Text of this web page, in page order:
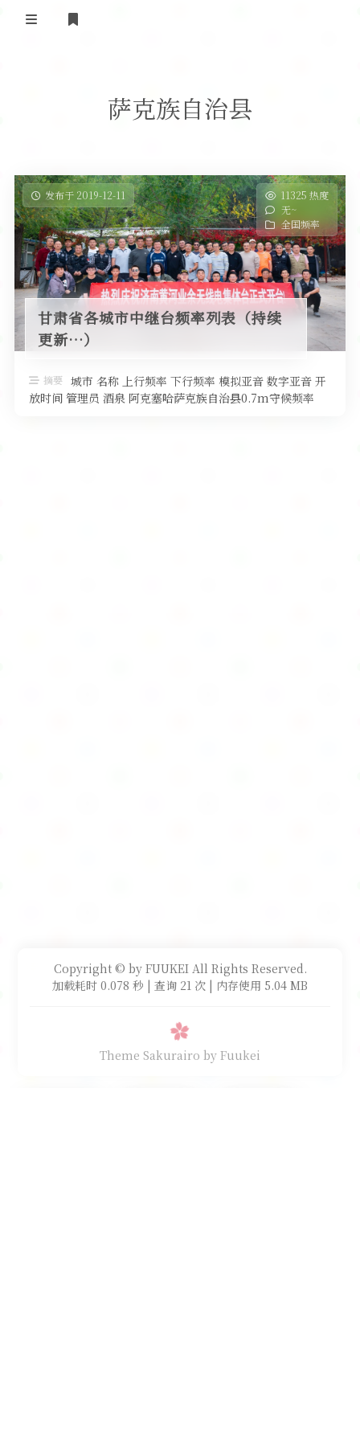
关于黄河
黄河使命
黄河新闻
政策法规
活动竞赛
行业新闻
无线电资料
BA4II
图文教程
视频资料
HAM技巧
软件
器材专区
车载类别
摩托车
编号申请
黄河直播
编号查询
萨克族自治县
发布于 2019-12-11
11325 热度
无~
全国频率
甘肃省各城市中继台频率列表（持续
更新…）
摘要 城市 名称 上行频率 下行频率 模拟亚音 数字亚音 开
放时间 管理员 酒泉 阿克塞哈萨克族自治县0.7m守候频率
Copyright © by FUUKEI All Rights Reserved.
加载耗时 0.078 秒 | 查询 21 次 | 内存使用 5.04 MB
Theme Sakurairo by Fuukei